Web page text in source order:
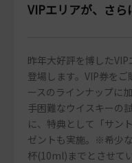
VIPエリアが、さら
昨年大好評を博した
登場します。VIP券を
ースのラインナップに
手困難なウイスキーの
に、特典として「サン
ゼントも実施。※希少
杯(10ml)までとさせて